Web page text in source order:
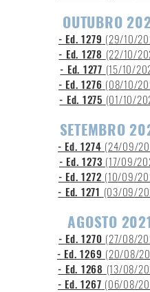
OUTUBRO
- Ed. 1279 (29/10/
- Ed. 1278 (22/10/
- Ed. 1277 (15/10/
- Ed. 1276 (08/10/
- Ed. 1275 (01/10/
SETEMBRO
- Ed. 1274 (24/09/
- Ed. 1273 (17/09/
- Ed. 1272 (10/09/
- Ed. 1271 (03/09/
AGOSTO
- Ed. 1270 (27/08/
- Ed. 1269 (20/08/
- Ed. 1268 (13/08/
- Ed. 1267 (06/08/